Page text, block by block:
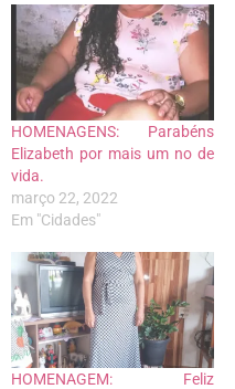
HOMENAGENS: Parabéns
Elizabeth por mais um no de
vida.
março 22, 2022
Em "Cidades"
HOMENAGEM: Feliz